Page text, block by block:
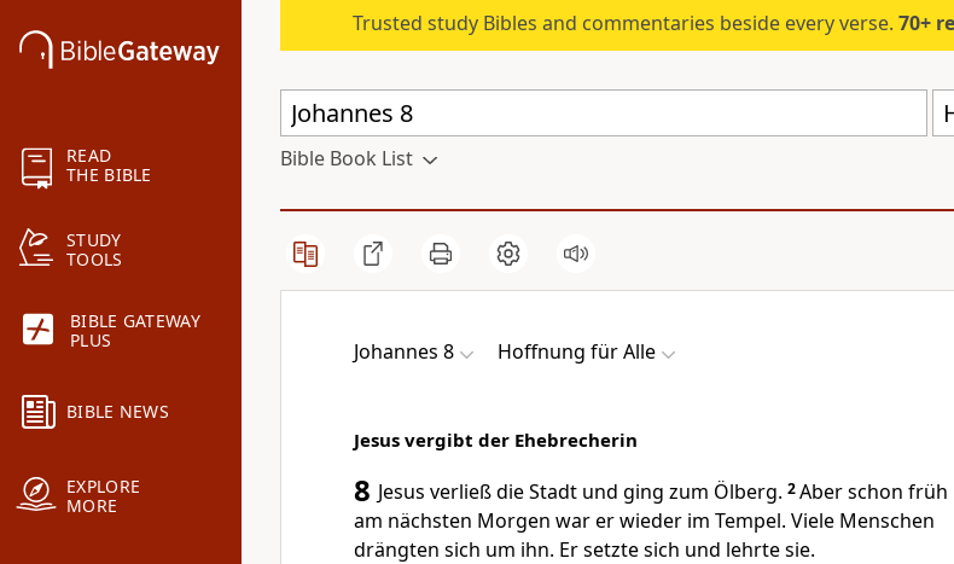
READ
THE BIBLE
STUDY
TOOLS
BIBLE GATEWAY
PLUS
BIBLE NEWS
EXPLORE
MORE
Trusted study Bibles and commentaries beside every verse. 70+
Bible Book List
Johannes 8 Hoffnung für Alle
Jesus vergibt der Ehebrecherin
8 Jesus verließ die Stadt und ging zum Ölberg. 2Aber schon früh
am nächsten Morgen war er wieder im Tempel. Viele Menschen
drängten sich um ihn. Er setzte sich und lehrte sie.